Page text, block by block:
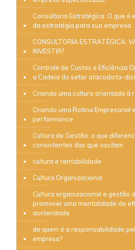
Consultoria Estratégica: O que é
da estratégia para sua empresa
CONSULTORIA ESTRATÉGICA:
INVESTIR?
Controle de Custos e Eficiência
a Cadeia do setor atacadista-
Criando uma cultura orientada à
Criando uma Rotina Empresarial
performance
Cultura de Gestão: o que
consistentes das que oscilam
cultura e rentabilidade
Cultura Organizacional
Cultura organizacional e gestão
promover uma mentalidade de
austeridade
de quem é a responsabilidade
empresa?